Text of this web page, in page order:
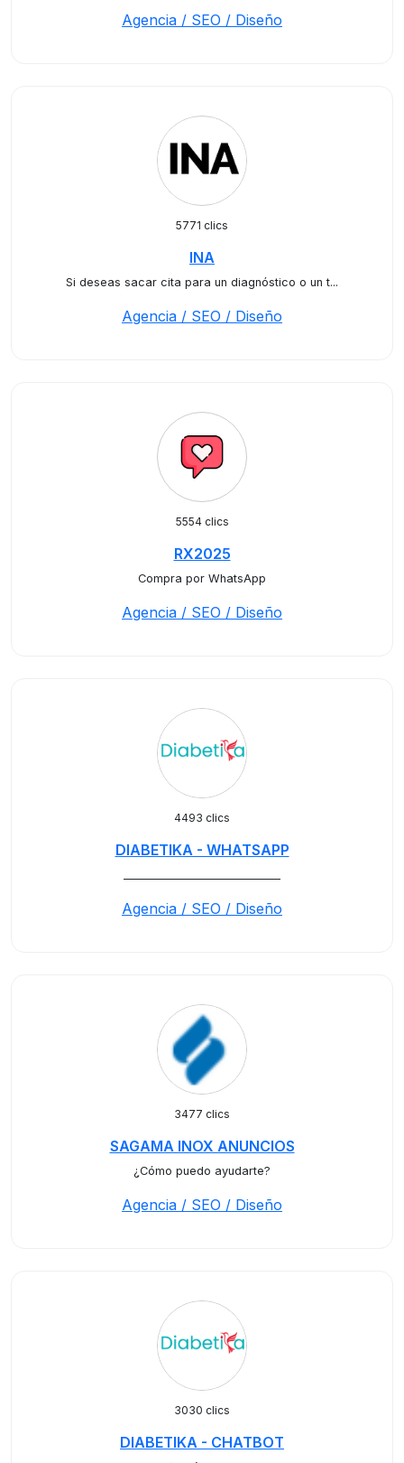
Agencia / SEO / Diseño
5771 clics
INA
Si deseas sacar cita para un diagnóstico o un t...
Agencia / SEO / Diseño
5554 clics
RX2025
Compra por WhatsApp
Agencia / SEO / Diseño
4493 clics
DIABETIKA - WHATSAPP
Agencia / SEO / Diseño
3477 clics
SAGAMA INOX ANUNCIOS
¿Cómo puedo ayudarte?
Agencia / SEO / Diseño
3030 clics
DIABETIKA - CHATBOT